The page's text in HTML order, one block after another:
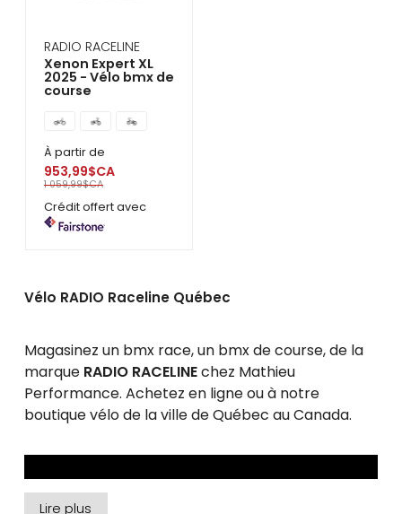
RADIO RACELINE
Xenon Expert XL
2025 - Vélo bmx de
course
À partir de
953,99$CA
1 059,99$CA
Crédit offert avec
Vélo RADIO Raceline Québec
Magasinez un bmx race, un bmx de course, de la
marque RADIO RACELINEchez Mathieu
Performance. Achetez en ligne ou à notre
boutique vélo de la ville de Québec au Canada.
Lire plus